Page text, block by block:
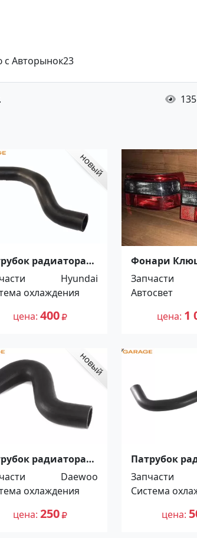
с Авторынок23
радиатора
SOLARIS KIA
3 2010 Краснодар
Hyundai
охлаждения
цена 400
Фонари
Приора
Запчасти
Автосвет
цена 1
радиатора
NEXIA 1.5-1.8
Краснодар
Daewoo
охлаждения
цена 250
Патрубок
TOYOTA
SPRINTER
TRUENO
Запчасти
Система
цена